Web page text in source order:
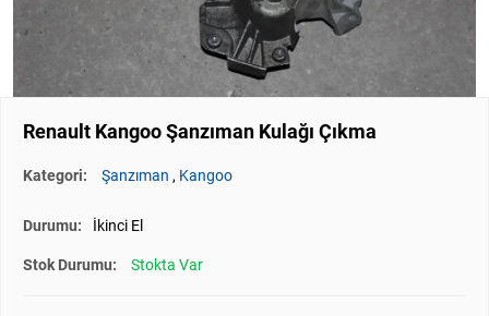
Renault Kangoo Şanzıman Kulağı Çıkma
Kategori: Şanzıman , Kangoo
Durumu: İkinci El
Stok Durumu: Stokta Var